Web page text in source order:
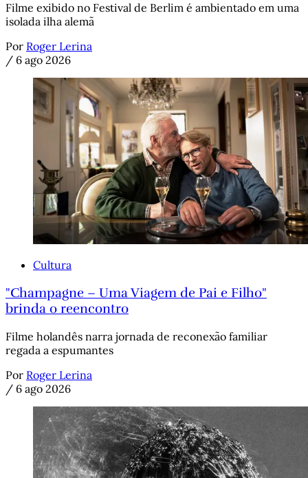
Filme exibido no Festival de Berlim é ambientado em uma
isolada ilha alemã
Por Roger Lerina
/ 6 ago 2026
Cultura
"Champagne – Uma Viagem de Pai e Filho"
brinda o reencontro
Filme holandês narra jornada de reconexão familiar
regada a espumantes
Por Roger Lerina
/ 6 ago 2026